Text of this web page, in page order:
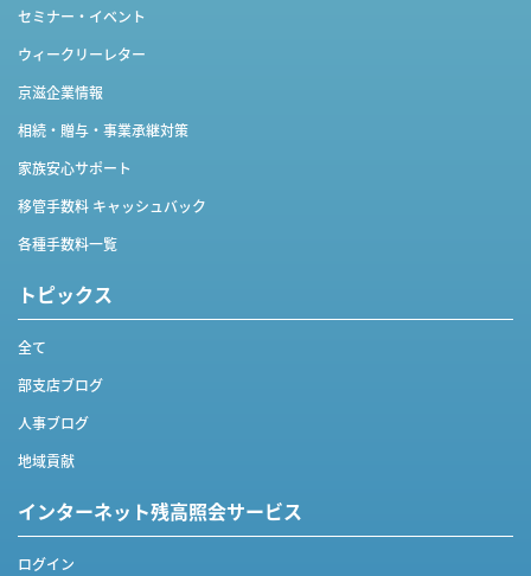
セミナー・イベント
ウィークリーレター
京滋企業情報
相続・贈与・事業承継対策
家族安心サポート
移管手数料 キャッシュバック
各種手数料一覧
トピックス
全て
部支店ブログ
人事ブログ
地域貢献
インターネット残高照会サービス
ログイン